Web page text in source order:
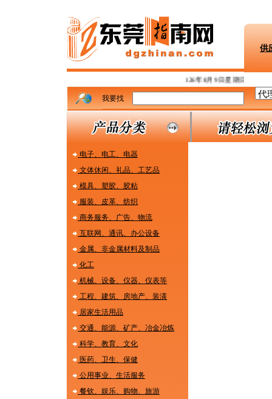
供
126年8月9日星期日 东莞指
我要找
电子、电工、电器
文体休闲、礼品、工艺品
模具、塑胶、胶粘
服装、皮革、纺织
商务服务、广告、物流
互联网、通讯、办公设备
金属、非金属材料及制品
化工
机械、设备、仪器、仪表等
工程、建筑、房地产、装潢
居家生活用品
交通、能源、矿产、冶金冶炼
科学、教育、文化
医药、卫生、保健
公用事业、生活服务
餐钦、娱乐、购物、旅游